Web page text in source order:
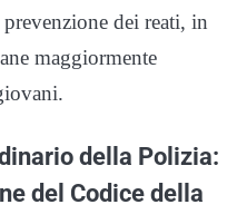
dei reati, in
maggiormente
della Polizia:
del Codice della